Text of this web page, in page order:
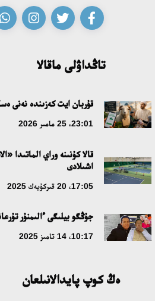
جاساندى ينتەللەكت: ادامزاتتىڭ
ۇلتتىق
دامۋ باعىتى
مەملەكەت باسشىسى كوبەيتۇز كولىنىڭ
التىن وردا تاريحىن وقىتۋدىڭ
قازاقستان ۇقك: ۋاقىت سىن-قاتەرلەرى
تاڭداۋلى ماقالا
قۇربان ايت كەزىندە نەنى
23:01، 25 مامىر 2026
قالا كۇنىنە وراي الماتىدا
اشىلادى
17:05، 20 قىركۇيەك 2025
جۇڭگو بيلىگى ءالىمنۇر
10:17، 14 تامىز 2025
ەڭ كوپ پايدالانىلعان